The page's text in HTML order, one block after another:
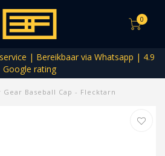
0
| Bereikbaar via Whatsapp | 4.9
Google rating
Gear Baseball Cap - Flecktarn